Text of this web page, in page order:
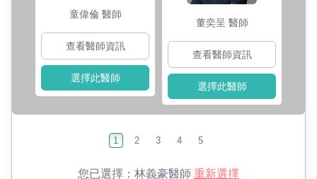
童偉倫 醫師
查看醫師資訊
選擇此醫師
董奕呈 醫師
查看醫師資訊
選擇此醫師
1 2 3 4 5
您已選擇： 林義豪醫師 重新選擇